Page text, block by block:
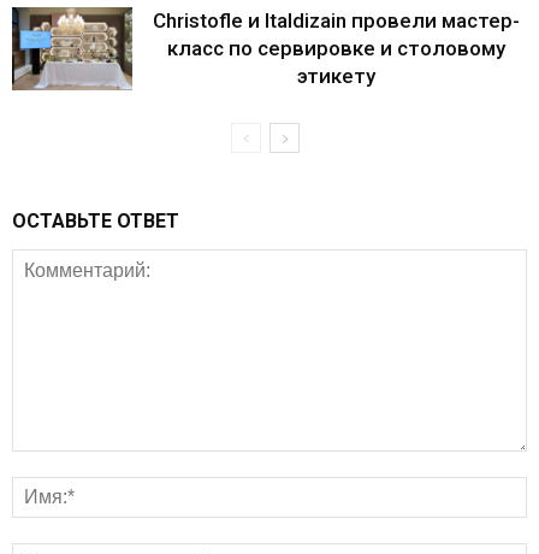
Christofle и Italdizain провели мастер-
класс по сервировке и столовому
этикету
ОСТАВЬТЕ ОТВЕТ